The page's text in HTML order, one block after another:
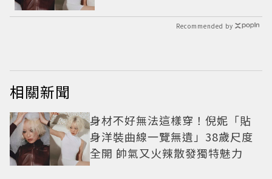
Recommended by
相關新聞
身材不好無法這樣穿！倪妮「貼
身洋裝曲線一覽無遺」38歲尺度
全開 帥氣又火辣散發獨特魅力